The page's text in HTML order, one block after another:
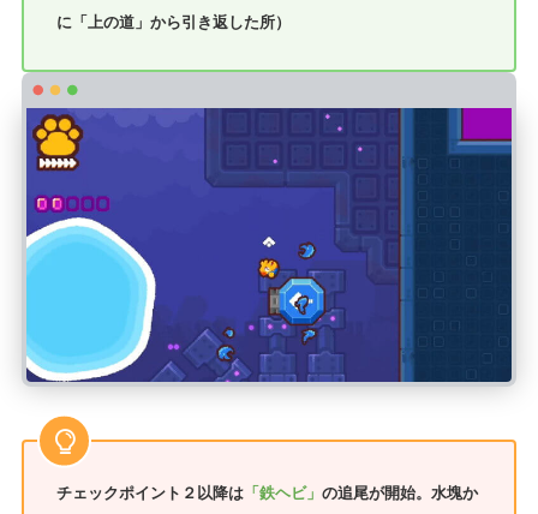
に「上の道」から引き返した所）
チェックポイント２以降は「鉄ヘビ」 の追尾が開始。水塊か